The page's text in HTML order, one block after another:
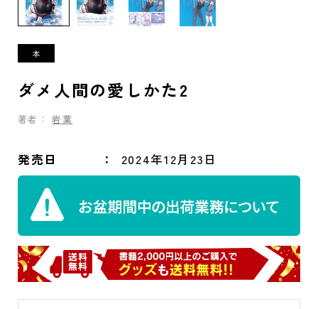
ダメ人間の愛しかた2
著者： 岩葉
発売日 2024年12月23日